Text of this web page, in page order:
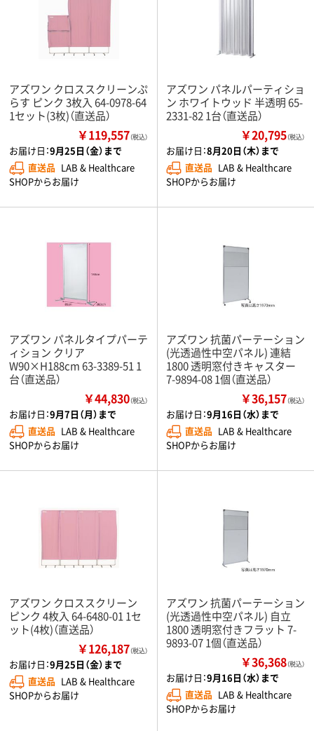
アズワン クロススクリーンぷ
らす ピンク 3枚入 64-0978-64
1セット(3枚)（直送品）
￥119,557（税込）
お届け日：9月25日（金）まで
直送品 LAB & Healthcare
SHOPからお届け
アズワン パネルパーティショ
ン ホワイトウッド 半透明 65-
2331-82 1台（直送品）
￥20,795（税込）
お届け日：8月20日（木）まで
直送品 LAB & Healthcare
SHOPからお届け
アズワン パネルタイプパーテ
ィション クリア
W90×H188cm 63-3389-51 1
台（直送品）
￥44,830（税込）
お届け日：9月7日（月）まで
直送品 LAB & Healthcare
SHOPからお届け
アズワン 抗菌パーテーション
(光透過性中空パネル) 連結
1800 透明窓付きキャスター
7-9894-08 1個（直送品）
￥36,157（税込）
お届け日：9月16日（水）まで
直送品 LAB & Healthcare
SHOPからお届け
アズワン クロススクリーン
ピンク 4枚入 64-6480-01 1セ
ット(4枚)（直送品）
￥126,187（税込）
お届け日：9月25日（金）まで
直送品 LAB & Healthcare
SHOPからお届け
アズワン 抗菌パーテーション
(光透過性中空パネル) 自立
1800 透明窓付きフラット 7-
9893-07 1個（直送品）
￥36,368（税込）
お届け日：9月16日（水）まで
直送品 LAB & Healthcare
SHOPからお届け